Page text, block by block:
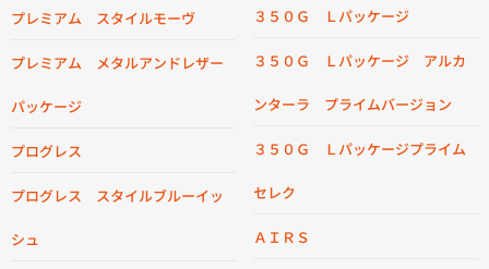
プレミアム スタイルモーヴ
プレミアム メタルアンドレザー
パッケージ
プログレス
プログレス スタイルブルーイッ
シュ
３５０Ｇ Ｌパッケージ
３５０Ｇ Ｌパッケージ アルカ
ンターラ プライムバージョン
３５０Ｇ Ｌパッケージプライム
セレク
ＡＩＲＳ